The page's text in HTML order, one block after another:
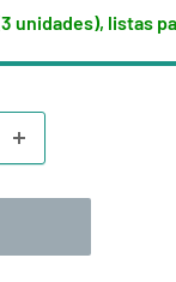
unidades), listas